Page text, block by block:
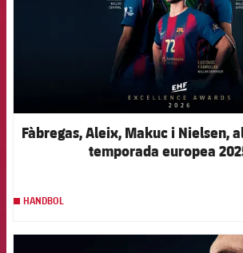
Fàbregas, Aleix, Makuc i Nielsen,
temporada europea
HANDBOL
FCB